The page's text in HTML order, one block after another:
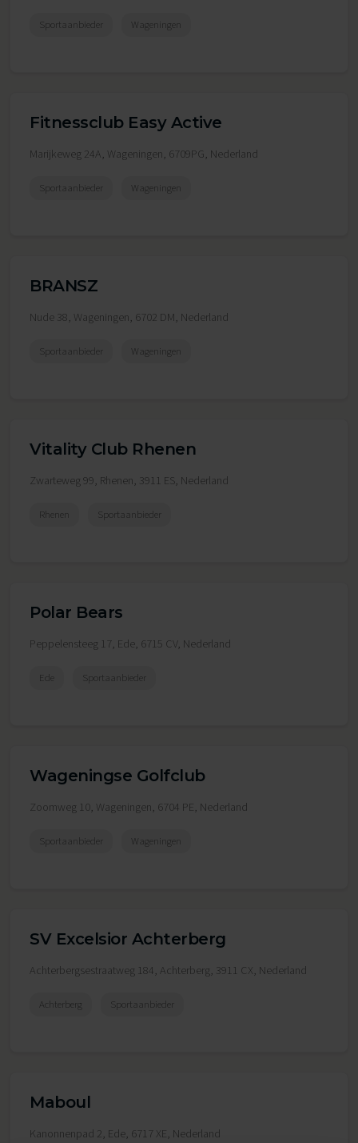
Sportaanbieder Wageningen
Fitnessclub Easy Active
Marijkeweg 24A, Wageningen, 6709PG, Nederland
Sportaanbieder Wageningen
BRANSZ
Nude 38, Wageningen, 6702 DM, Nederland
Sportaanbieder Wageningen
Vitality Club Rhenen
Zwarteweg 99, Rhenen, 3911 ES, Nederland
Rhenen Sportaanbieder
Polar Bears
Peppelensteeg 17, Ede, 6715 CV, Nederland
Ede Sportaanbieder
Wageningse Golfclub
Zoomweg 10, Wageningen, 6704 PE, Nederland
Sportaanbieder Wageningen
SV Excelsior Achterberg
Achterbergsestraatweg 184, Achterberg, 3911 CX, Nederland
Achterberg Sportaanbieder
Maboul
Kanonnenpad 2, Ede, 6717 XE, Nederland